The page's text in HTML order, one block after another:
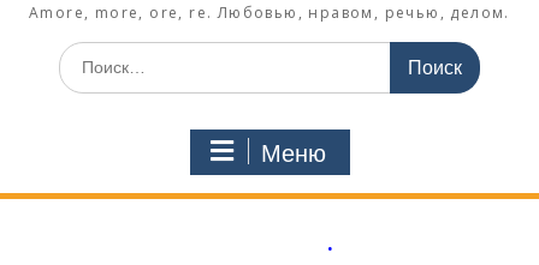
Amore, more, ore, re. Любовью, нравом, речью, делом.
Поиск
по:
Меню